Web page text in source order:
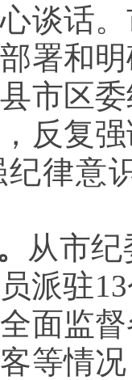
谈话
署和
市区
反复
律意
从市
派驻
面监
等情